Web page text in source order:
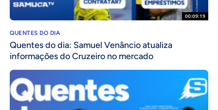
00:09:19
QUENTES DO DIA
Quentes do dia: Samuel Venâncio atualiza
informações do Cruzeiro no mercado